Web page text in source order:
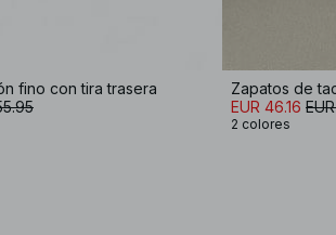
fino con tira trasera
Zapatos de
EUR 46.16
2 colores